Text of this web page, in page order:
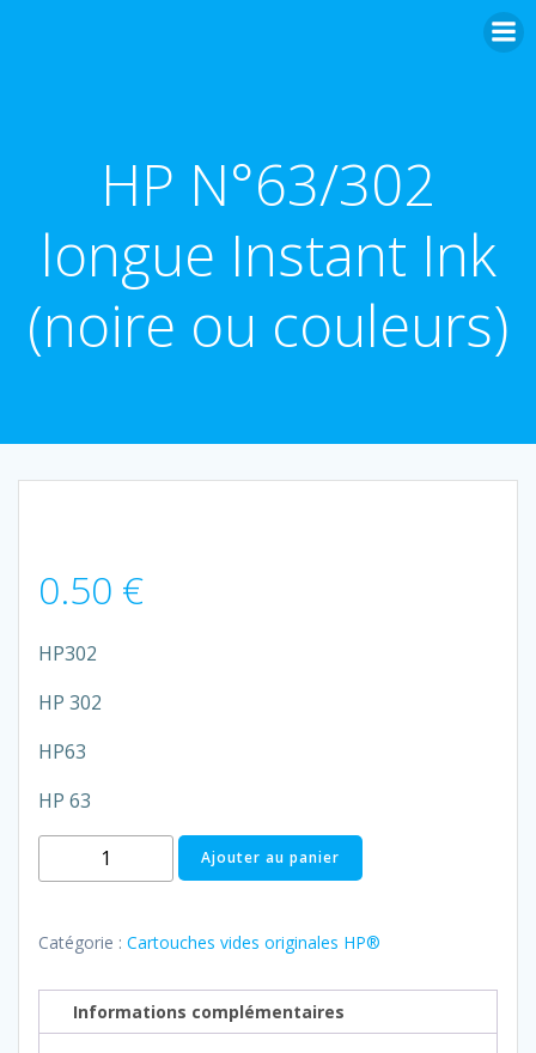
HP N°63/302
longue Instant Ink
(noire ou couleurs)
0.50 €
HP302
HP 302
HP63
HP 63
quantité
de
N°63/302
Instant
Ink
Ajouter au panier
Catégorie : Cartouches vides originales HP®
Informations complémentaires